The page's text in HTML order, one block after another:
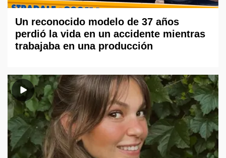
Un reconocido modelo de 37 años
perdió la vida en un accidente mientras
trabajaba en una producción